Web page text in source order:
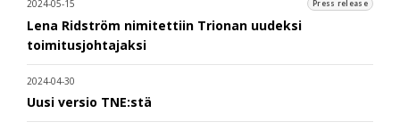
2024-05-15 Press release
Lena Ridström nimitettiin Trionan uudeksi
toimitusjohtajaksi
2024-04-30
Uusi versio TNE:stä